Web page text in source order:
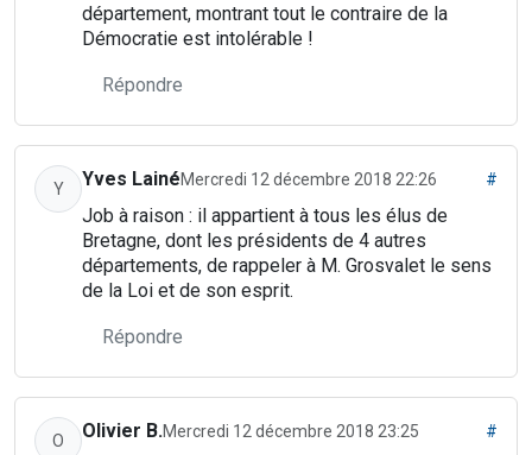
département, montrant tout le contraire de la
Démocratie est intolérable !
Répondre
Y Yves LainéMercredi 12 décembre 2018 22:26 #
Job à raison : il appartient à tous les élus de
Bretagne, dont les présidents de 4 autres
départements, de rappeler à M. Grosvalet le sens
de la Loi et de son esprit.
Répondre
O Olivier B.Mercredi 12 décembre 2018 23:25 #